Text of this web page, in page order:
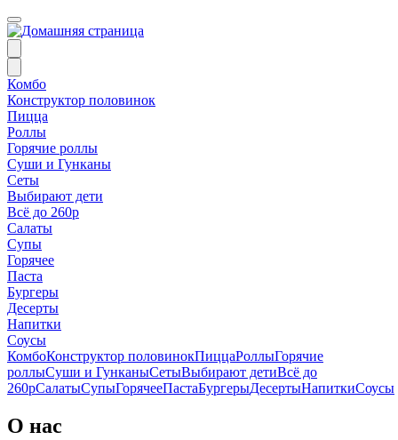
Комбо
Конструктор половинок
Пицца
Роллы
Горячие роллы
Суши и Гунканы
Сеты
Выбирают дети
Всё до 260р
Салаты
Супы
Горячее
Паста
Бургеры
Десерты
Напитки
Соусы
КомбоКонструктор половинокПиццаРоллыГорячие
роллыСуши и ГунканыСетыВыбирают детиВсё до
260рСалатыСупыГорячееПастаБургерыДесертыНапиткиСоусы
О нас